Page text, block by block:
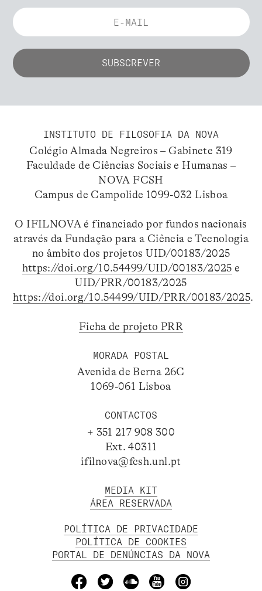
INSTITUTO DE FILOSOFIA DA NOVA
Colégio Almada Negreiros – Gabinete 319
Faculdade de Ciências Sociais e Humanas –
NOVA FCSH
Campus de Campolide 1099-032 Lisboa
O IFILNOVA é financiado por fundos nacionais
através da Fundação para a Ciência e Tecnologia
no âmbito dos projetos UID/00183/2025
https://doi.org/10.54499/UID/00183/2025 e
UID/PRR/00183/2025
https://doi.org/10.54499/UID/PRR/00183/2025.
Ficha de projeto PRR
MORADA POSTAL
Avenida de Berna 26C
1069-061 Lisboa
CONTACTOS
+ 351 217 908 300
Ext. 40311
ifilnova@fcsh.unl.pt
MEDIA KIT
ÁREA RESERVADA
POLÍTICA DE PRIVACIDADE
POLÍTICA DE COOKIES
PORTAL DE DENÚNCIAS DA NOVA